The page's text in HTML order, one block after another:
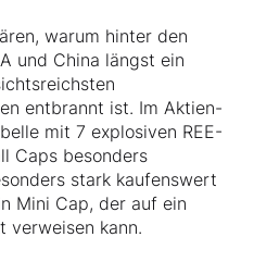
warum hinter den
und China längst ein
entbrannt ist. Im Aktien-
mit 7 explosiven REE-
Caps besonders
stark kaufenswert
Mini Cap, der auf ein
verweisen kann.